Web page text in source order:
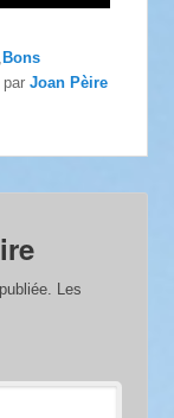
, Bons
parJoan Pèire
Les